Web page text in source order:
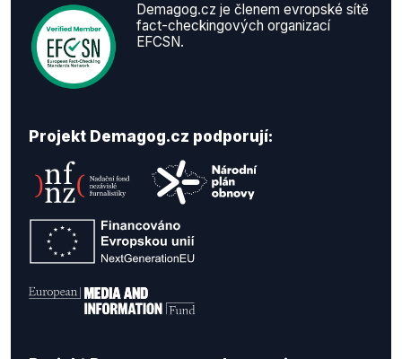
Demagog.cz je členem evropské sítě
fact-checkingových organizací
EFCSN.
Projekt Demagog.cz podporují: